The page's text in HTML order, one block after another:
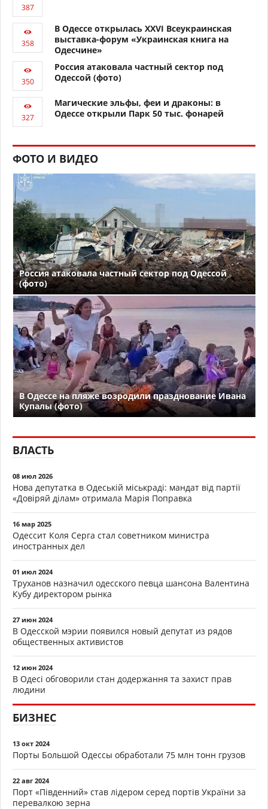
В Одессе открылась XXVI Всеукраинская
выставка-форум «Украинская книга на
Одесчине»
Россия атаковала частный сектор под
Одессой (фото)
Магические эльфы, феи и драконы: в
Одессе открыли Парк 50 тыс. фонарей
ФОТО И ВИДЕО
Россия атаковала частный сектор под Одессой
(фото)
В Одессе на пляже возродили празднование Ивана
Купалы (фото)
ВЛАСТЬ
08 июл 2026
Нова депутатка в Одеській міськраді: мандат від партії
«Довіряй ділам» отримала Марія Поправка
16 мар 2025
Одессит Коля Серга стал советником министра
иностранных дел
01 июл 2024
Труханов назначил одесского певца шансона Валентина
Кубу директором рынка
27 июн 2024
В Одесской мэрии появился новый депутат из рядов
общественных активистов
12 июн 2024
В Одесі обговорили стан додержання та захист прав
людини
БИЗНЕС
13 окт 2024
Порты Большой Одессы обработали 75 млн тонн грузов
22 авг 2024
Порт «Південний» став лідером серед портів України за
перевалкою зерна